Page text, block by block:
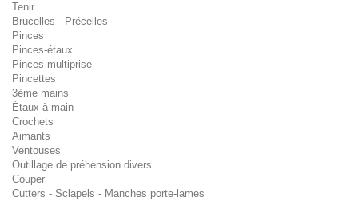
Tenir
Brucelles - Précelles
Pinces
Pinces-étaux
Pinces multiprise
Pincettes
3ème mains
Étaux à main
Crochets
Aimants
Ventouses
Outillage de préhension divers
Couper
Cutters - Sclapels - Manches porte-lames